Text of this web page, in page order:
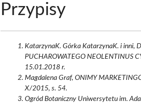
Przypisy
KatarzynaK. Górka KatarzynaK. i inni,
PUCHAROWATEGO NEOLENTINUS
15.01.2018 r.
Magdalena Graf, ONIMY
X/2015, s. 54.
Ogród Botaniczny Uniwersytetu im.